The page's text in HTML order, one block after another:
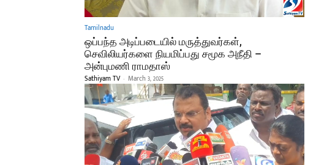
Tamilnadu
ஒப்பந்த அடிப்படையில் மருத்துவர்கள்,
செவிலியர்களை நியமிப்பது சமூக அநீதி –
அன்புமணி ராமதாஸ்
Sathiyam TV - March 3, 2025